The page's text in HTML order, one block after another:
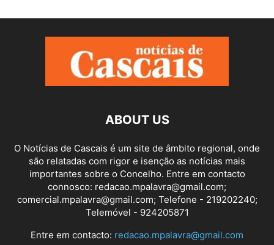
ABOUT US
O Notícias de Cascais é um site de âmbito regional, onde
são relatadas com rigor e isenção as notícias mais
importantes sobre o Concelho. Entre em contacto
connosco: redacao.mpalavra@gmail.com;
comercial.mpalavra@gmail.com; Telefone - 219202240;
Telemóvel - 924205871
Entre em contacto: redacao.mpalavra@gmail.com